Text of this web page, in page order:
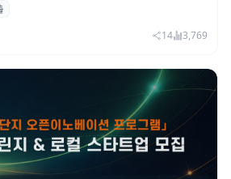
분기 매출 2조985억·영업
분기 최대
14 3,769